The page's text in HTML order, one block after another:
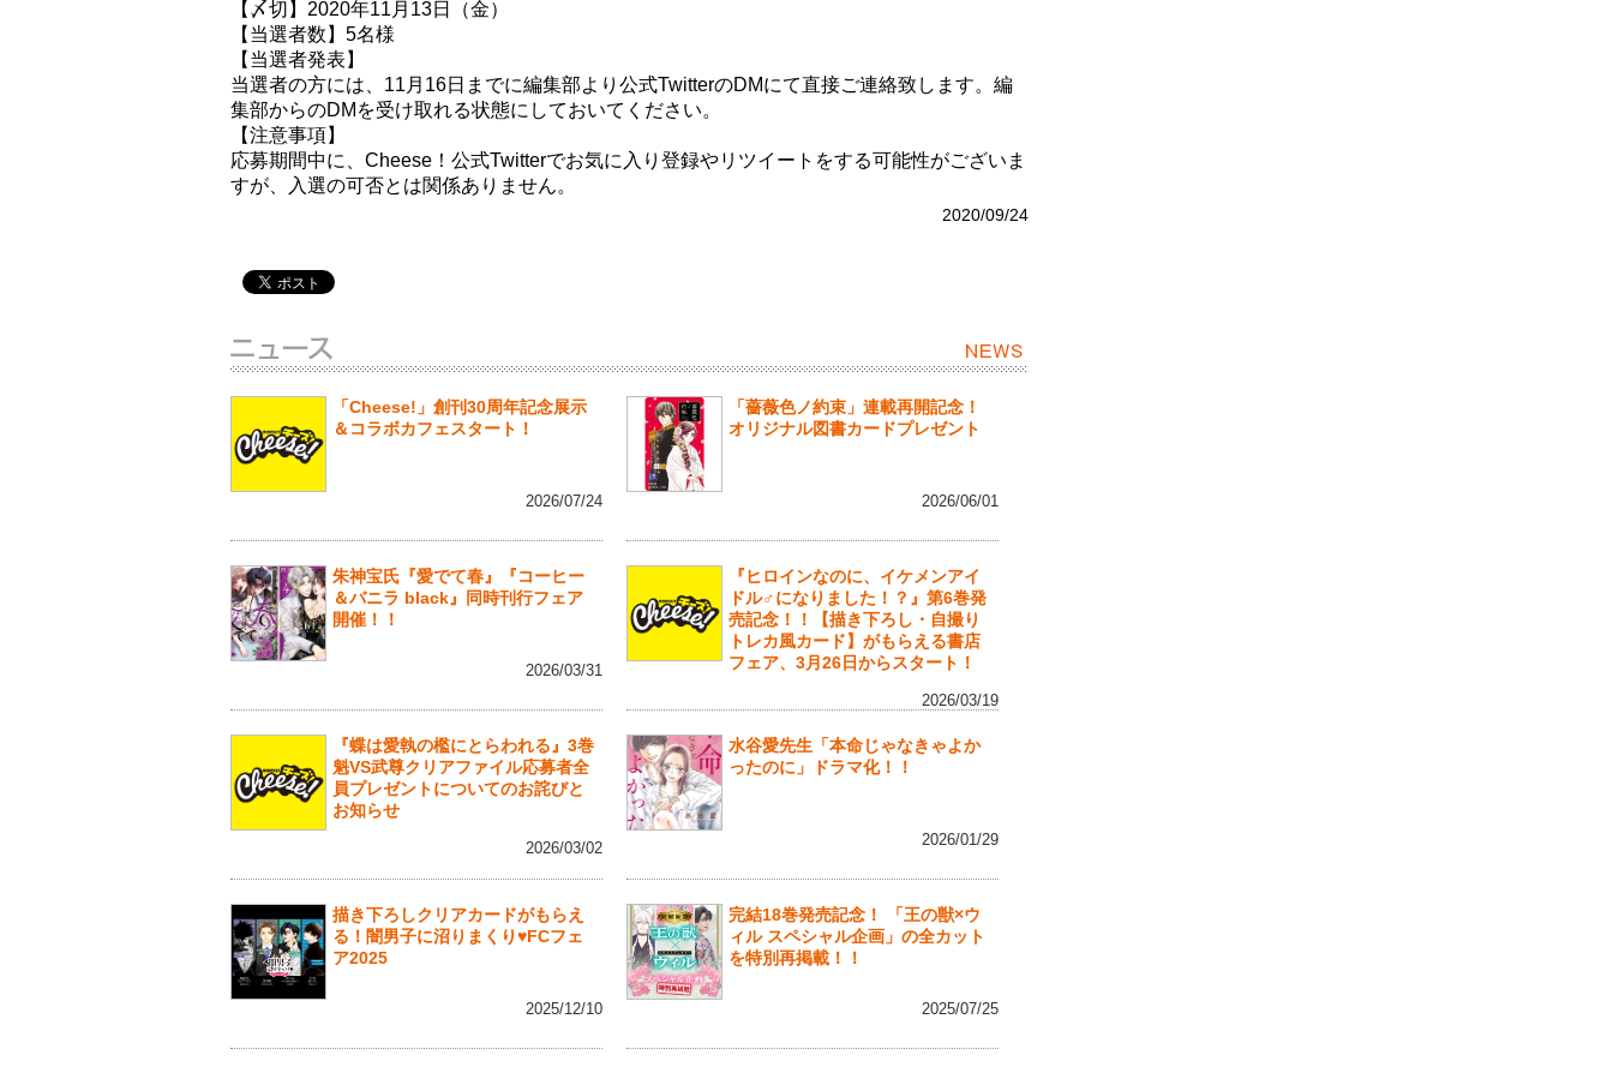
【〆切】2020年11月13日（金）
【当選者数】5名様
【当選者発表】
当選者の方には、11月16日までに編集部より公式TwitterのDMにて直接ご連絡致します。編
集部からのDMを受け取れる状態にしておいてください。
【注意事項】
応募期間中に、Cheese！公式Twitterでお気に入り登録やリツイートをする可能性がございま
すが、入選の可否とは関係ありません。
2020/09/24
「Cheese!」創刊30周年記念展示
＆コラボカフェスタート！
2026/07/24
「薔薇色ノ約束」連載再開記念！
オリジナル図書カードプレゼント
2026/06/01
朱神宝氏『愛でて春』『コーヒー
＆バニラ black』同時刊行フェア
開催！！
2026/03/31
『ヒロインなのに、イケメンアイ
ドル♂になりました！？』第6巻発
売記念！！【描き下ろし・自撮り
トレカ風カード】がもらえる書店
フェア、3月26日からスタート！
2026/03/19
『蝶は愛執の檻にとらわれる』3巻
魁VS武尊クリアファイル応募者全
員プレゼントについてのお詫びと
お知らせ
2026/03/02
水谷愛先生「本命じゃなきゃよか
ったのに」ドラマ化！！
2026/01/29
描き下ろしクリアカードがもらえ
る！闇男子に沼りまくり♥FCフェ
ア2025
2025/12/10
完結18巻発売記念！ 「王の獣×ウ
ィル スペシャル企画」の全カット
を特別再掲載！！
2025/07/25